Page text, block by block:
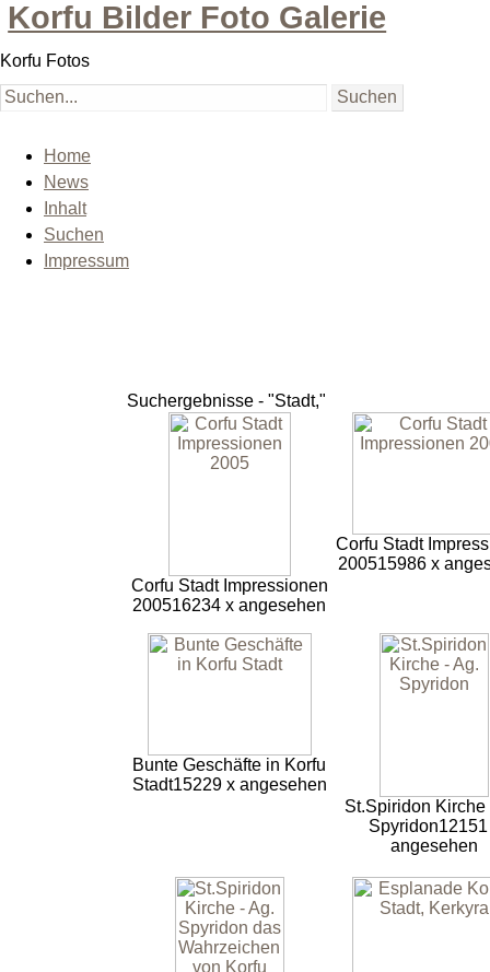
Korfu Bilder Foto Galerie
Korfu Fotos
Home
News
Inhalt
Suchen
Impressum
Suchergebnisse - "Stadt,"
Corfu Stadt Impressionen
200516234 x angesehen
Corfu Stadt
200515986 x
Bunte Geschäfte in Korfu
Stadt15229 x angesehen
St.Spiridon Kirche
Spyridon
angesehen